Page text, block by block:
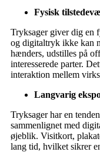
Fysisk
Tryksager giver dig en
og digitaltryk ikke kan
hænders, udstilles på
interesserede parter.
interaktion mellem
Langvarig
Tryksager har en
sammenlignet med
øjeblik. Visitkort,
lang tid, hvilket sikrer